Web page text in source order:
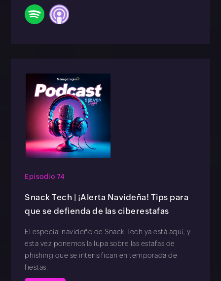
Episodio 74
Snack Tech | ¡Alerta Navideña! Tips para
que se defienda de las ciberestafas
El especial navideño de Snack Tech ya está aquí, y
esta vez ponemos la lupa sobre las estafas de
phishing que se intensifican en temporada de
fiestas.